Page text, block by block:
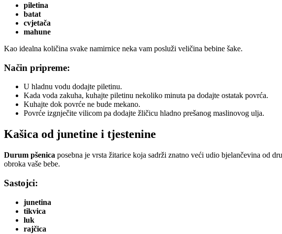
piletina
batat
cvjetača
mahune
Kao idealna količina svake namirnice neka vam posluži veličina bebine šake.
Način pripreme:
U hladnu vodu dodajte piletinu.
Kada voda zakuha, kuhajte piletinu nekoliko minuta pa dodajte ostatak povrća.
Kuhajte dok povrće ne bude mekano.
Povrće izgnječite vilicom pa dodajte žličicu hladno prešanog maslinovog ulja.
Kašica od junetine i tjestenine
Durum pšenica posebna je vrsta žitarice koja sadrži znatno veći udio bjelančevina od
obroka vaše bebe.
Sastojci:
junetina
tikvica
luk
rajčica